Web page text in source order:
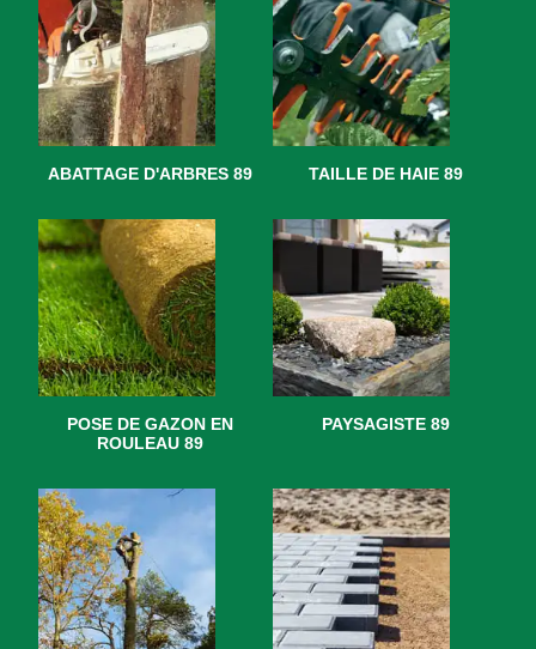
ABATTAGE D'ARBRES 89 TAILLE DE HAIE 89
POSE DE GAZON EN
ROULEAU 89
PAYSAGISTE 89